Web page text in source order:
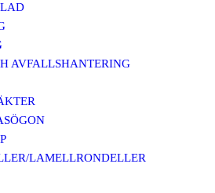
AVFALLSHANTERING
LAMELLRONDELLER